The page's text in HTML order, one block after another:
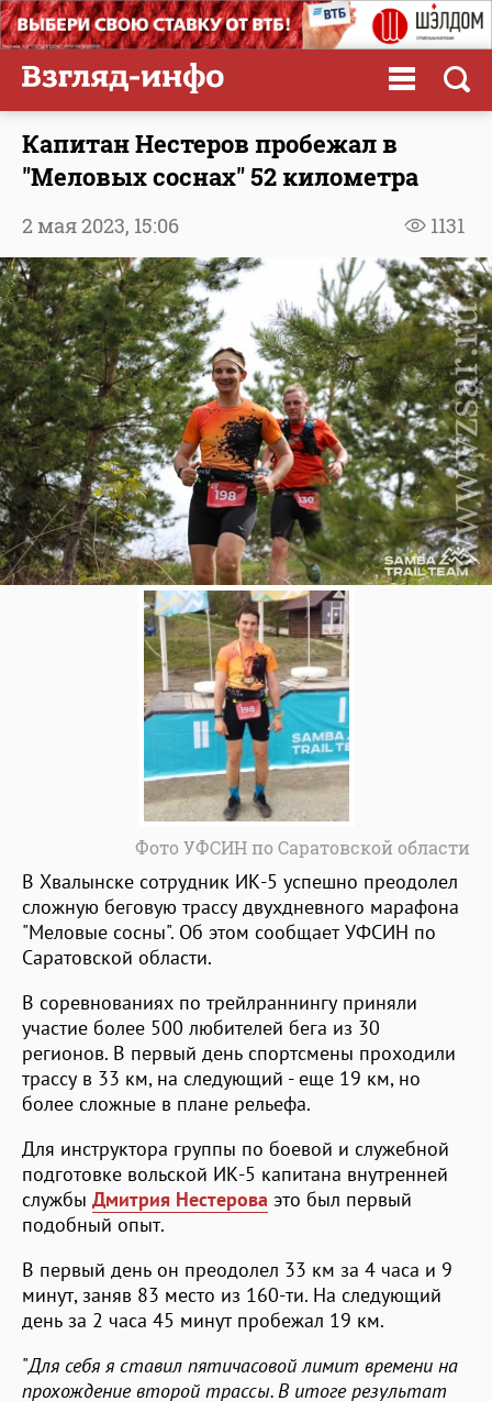
Капитан Нестеров пробежал в
"Меловых соснах" 52 километра
1131
2 мая 2023, 15:06
Фото УФСИН по Саратовской области
В Хвалынске сотрудник ИК-5 успешно преодолел
сложную беговую трассу двухдневного марафона
"Меловые сосны". Об этом сообщает УФСИН по
Саратовской области.
В соревнованиях по трейлраннингу приняли
участие более 500 любителей бега из 30
регионов. В первый день спортсмены проходили
трассу в 33 км, на следующий - еще 19 км, но
более сложные в плане рельефа.
Для инструктора группы по боевой и служебной
подготовке вольской ИК-5 капитана внутренней
службы Дмитрия Нестерова это был первый
подобный опыт.
В первый день он преодолел 33 км за 4 часа и 9
минут, заняв 83 место из 160-ти. На следующий
день за 2 часа 45 минут пробежал 19 км.
"Для себя я ставил пятичасовой лимит времени на
прохождение второй трассы. В итоге результат